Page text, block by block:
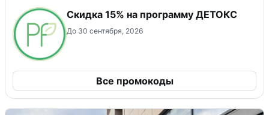
Скидка 15% на программу ДЕТОКС
До 30 сентября, 2026
Все промокоды